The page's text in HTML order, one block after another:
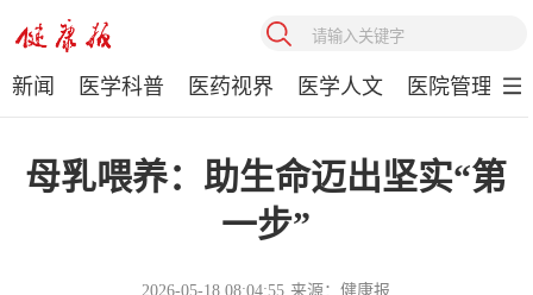
新闻 医学科普 医药视界 医学人文 医院管理
母乳喂养：助生命迈出坚实“第
一步”
2026-05-18 08:04:55 来源：健康报